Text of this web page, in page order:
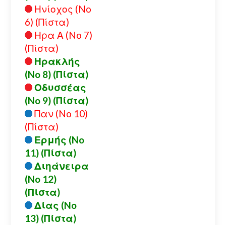
Ηνίοχος (No
6) (Πίστα)
Ηρα Α (No 7)
(Πίστα)
Ηρακλής
(No 8) (Πίστα)
Οδυσσέας
(No 9) (Πίστα)
Παν (No 10)
(Πίστα)
Ερμής (No
11) (Πίστα)
Διηάνειρα
(No 12)
(Πίστα)
Δίας (No
13) (Πίστα)